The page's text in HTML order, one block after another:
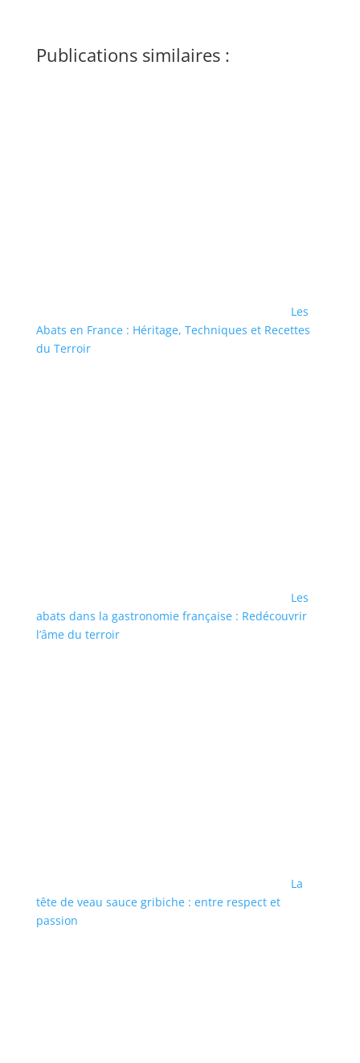
Publications similaires :
Les
Abats en France : Héritage, Techniques et Recettes
du Terroir
Les
abats dans la gastronomie française : Redécouvrir
l’âme du terroir
La
tête de veau sauce gribiche : entre respect et
passion